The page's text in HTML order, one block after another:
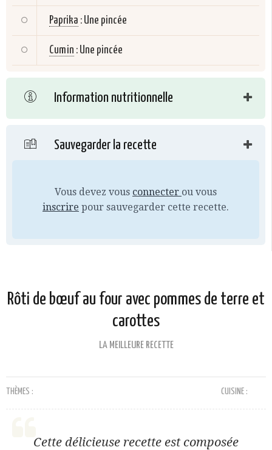
Paprika : Une pincée
Cumin : Une pincée
Information nutritionnelle
Sauvegarder la recette
Vous devez vous connecter ou vous
inscrire pour sauvegarder cette recette.
Rôti de bœuf au four avec pommes de terre et
carottes
LA MEILLEURE RECETTE
THÈMES : CUISINE :
Cette délicieuse recette est composée